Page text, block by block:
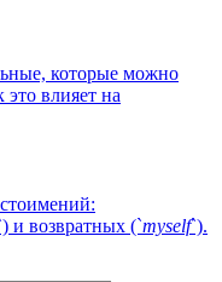
которые можно
это влияет на
и возвратных (`myself`).